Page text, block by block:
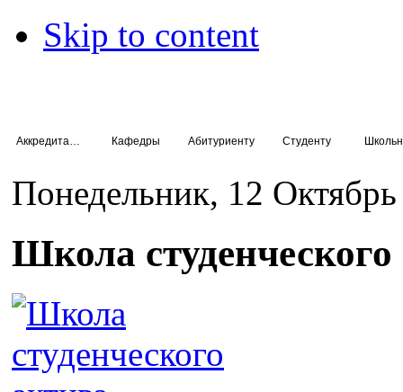
Skip to content
Кафедры Абитуриенту Студенту
Понедельник, 12
Школа